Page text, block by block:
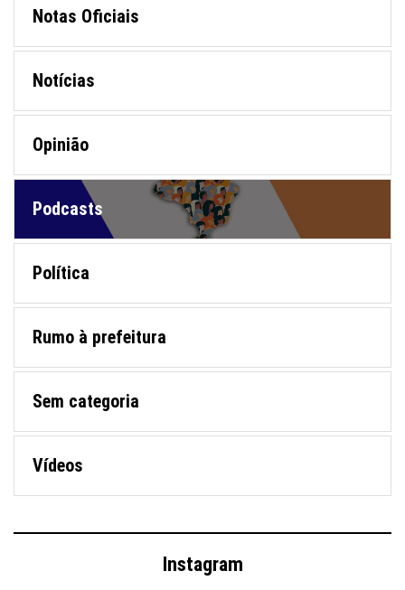
Notas Oficiais
Notícias
Opinião
Podcasts
Política
Rumo à prefeitura
Sem categoria
Vídeos
Instagram